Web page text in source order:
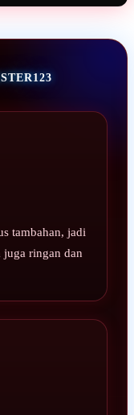
tambahan, jadi
juga ringan dan